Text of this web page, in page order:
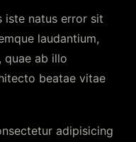
iste natus error sit
laudantium,
quae ab illo
beatae vitae
adipisicing